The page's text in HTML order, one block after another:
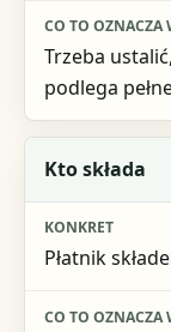
Trzeba
podlega
Kto składa
Płatnik